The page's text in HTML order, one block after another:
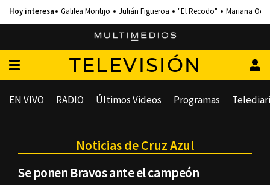
Galilea Montijo Julián Figueroa "El Recodo" Mariana
TELEVISIÓN
EN VIVO RADIO Últimos Videos Programas
Noticias de Cruz Azul
Se ponen Bravos ante el campeón